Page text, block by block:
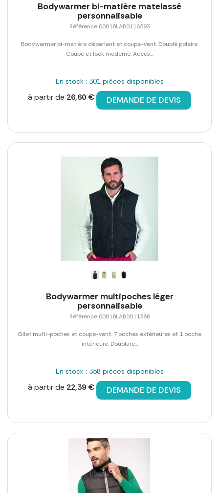
Bodywarmer bi-matière matelassé
personnalisable
Référence 00016LAB0118593
Bodywarmer bi-matière déparlant et coupe-vent. Doublé polaire.
Coupe et look moderne. Accès...
En stock : 301 pièces disponibles
à partir de 26,60 € DEMANDE DE DEVIS
Bodywarmer multipoches léger
personnalisable
Référence 00016LAB0011366
Gilet multi-poches et coupe-vent. 7 poches extérieures et 1 poche
intérieure. Doublure...
En stock : 358 pièces disponibles
à partir de 22,39 € DEMANDE DE DEVIS